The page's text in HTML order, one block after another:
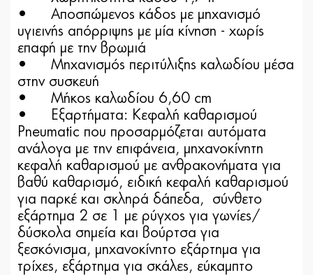
•
Αποσπώμενος κάδος με μηχανισμό
υγιεινής απόρριψης με μία κίνηση - χωρίς
επαφή με την βρωμιά
•
Μηχανισμός περιτύλιξης καλωδίου μέσα
στην συσκευή
•
Μήκος καλωδίου 6,60 cm
•
Εξαρτήματα: Κεφαλή καθαρισμού
Pneumatic που προσαρμόζεται αυτόματα
ανάλογα με την επιφάνεια, μηχανοκίνητη
κεφαλή καθαρισμού με ανθρακονήματα για
βαθύ καθαρισμό, ειδική κεφαλή καθαρισμού
για παρκέ και σκληρά δάπεδα, σύνθετο
εξάρτημα 2 σε 1 με ρύγχος για γωνίες/
δύσκολα σημεία και βούρτσα για
ξεσκόνισμα, μηχανοκίνητο εξάρτημα για
τρίχες, εξάρτημα για σκάλες, εύκαμπτο